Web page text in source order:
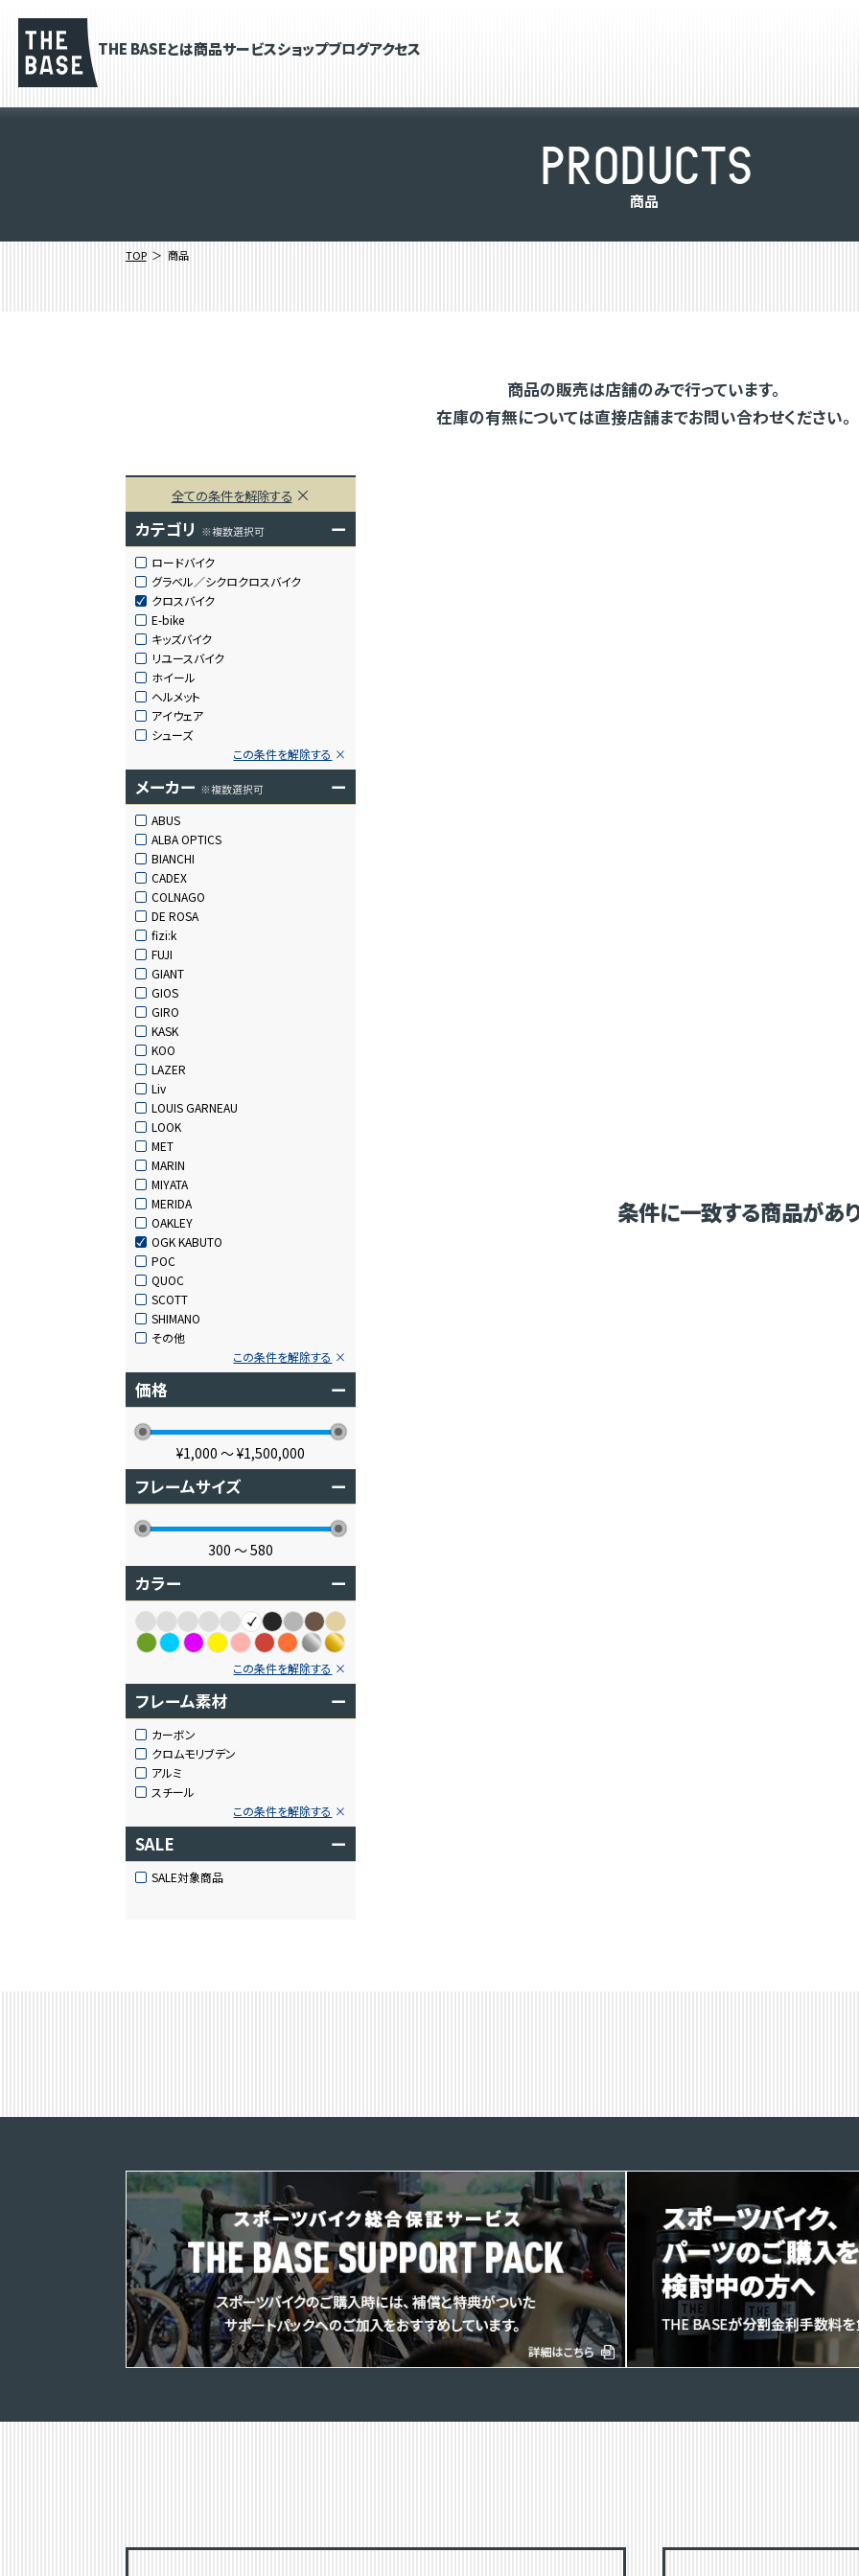
THE BASEとは商品サービスショップブログアクセス
PRODUCTS
商品
TOP 商品
商品の販売は店舗のみで行っています。
在庫の有無については直接店舗までお問い合わせください。
全ての条件を解除する
カテゴリ ※複数選択可 ー
ロードバイク
グラベル／シクロクロスバイク
クロスバイク
E-bike
キッズバイク
リユースバイク
ホイール
ヘルメット
アイウェア
シューズ
この条件を解除する
メーカー ※複数選択可 ー
ABUS
ALBA OPTICS
BIANCHI
CADEX
COLNAGO
DE ROSA
fizi:k
FUJI
GIANT
GIOS
GIRO
KASK
KOO
LAZER
Liv
LOUIS GARNEAU
LOOK
MET
MARIN
MIYATA
MERIDA
OAKLEY
OGK KABUTO
POC
QUOC
SCOTT
SHIMANO
その他
この条件を解除する
価格 ー
¥1,000 〜¥1,500,000
フレームサイズ ー
300 〜580
カラー ー
この条件を解除する
フレーム素材 ー
カーボン
クロムモリブデン
アルミ
スチール
この条件を解除する
SALE ー
SALE対象商品
条件に一致する商品があ